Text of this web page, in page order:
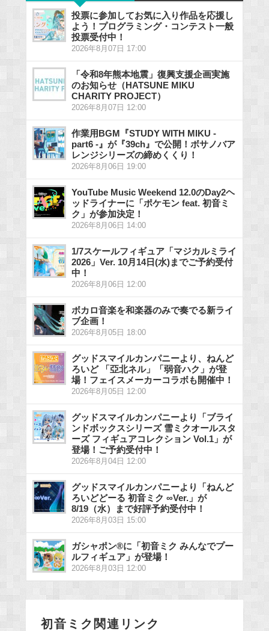
投票に参加してお気に入り作品を応援し
よう！プログラミング・コンテスト一般
投票受付中！
2026年8月07日 17:00
「令和8年熊本地震」復興支援企画実施
のお知らせ（HATSUNE MIKU
CHARITY PROJECT）
2026年8月07日 12:00
作業用BGM『STUDY WITH MIKU -
part6 -』が『39ch』で公開！ボサノバア
レンジシリーズの締めくくり！
2026年8月06日 19:00
YouTube Music Weekend 12.0のDay2ヘ
ッドライナーに「ポケモン feat. 初音ミ
ク」が参加決定！
2026年8月06日 14:00
1/7スケールフィギュア「マジカルミライ
2026」Ver. 10月14日(水)までご予約受付
中！
2026年8月06日 12:00
ボカロ音楽を和楽器のみで奏でる新ライ
ブ企画！
2026年8月05日 18:00
グッドスマイルカンパニーより、ねんど
ろいど 「亞北ネル」「弱音ハク」が登
場！フェイスメーカーコラボも開催中！
2026年8月05日 12:00
グッドスマイルカンパニーより「ブライ
ンドボックスシリーズ 雪ミクオールスタ
ーズ フィギュアコレクション Vol.1」が
登場！ご予約受付中！
2026年8月04日 12:00
グッドスマイルカンパニーより「ねんど
ろいどどーる 初音ミク ∞Ver.」が
8/19（水）まで好評予約受付中！
2026年8月03日 15:00
ガシャポン®に「初音ミク みんなでプー
ルフィギュア」が登場！
2026年8月03日 12:00
初音ミク関連リンク